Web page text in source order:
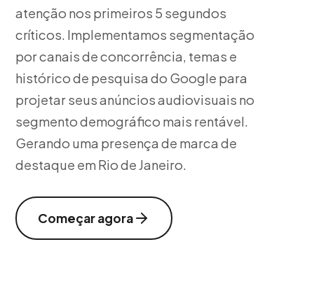
atenção nos primeiros 5 segundos
críticos. Implementamos segmentação
por canais de concorrência, temas e
histórico de pesquisa do Google para
projetar seus anúncios audiovisuais no
segmento demográfico mais rentável.
Gerando uma presença de marca de
destaque em Rio de Janeiro.
Começar agora